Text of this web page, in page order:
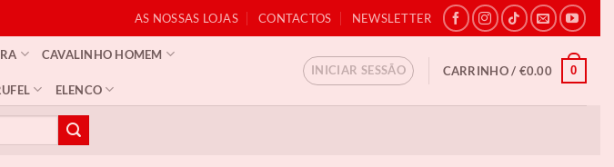
AS NOSSAS LOJAS CONTACTOS NEWSLETTER
CAVALINHO HOMEM
ELENCO
INICIAR SESSÃO CARRINHO / €0.00 0